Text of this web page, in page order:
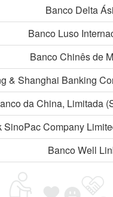
Banco Delta
Banco Luso
Banco Chinês de
& Shanghai Banking
da China, Limitada
SinoPac Company
Banco Well